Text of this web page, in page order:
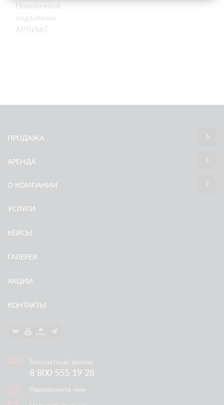
Ножничный
подъёмник
АРЛИФТ
ПРОДАЖА
АРЕНДА
О КОМПАНИИ
УСЛУГИ
КЕЙСЫ
ГАЛЕРЕЯ
АКЦИИ
КОНТАКТЫ
Бесплатный звонок
8 800 555 19 28
Перезвоните мне